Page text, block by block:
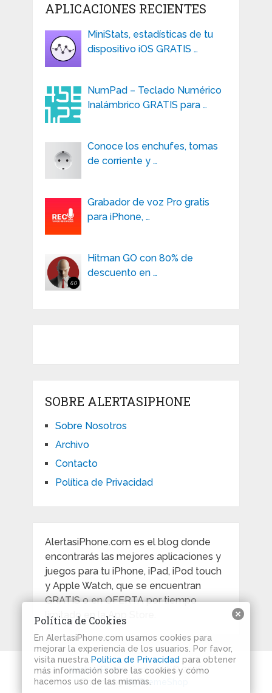
APLICACIONES RECIENTES
MiniStats, estadísticas de tu
dispositivo iOS GRATIS …
NumPad – Teclado Numérico
Inalámbrico GRATIS para …
Conoce los enchufes, tomas
de corriente y …
Grabador de voz Pro gratis
para iPhone, …
Hitman GO con 80% de
descuento en …
SOBRE ALERTASIPHONE
Sobre Nosotros
Archivo
Contacto
Política de Privacidad
AlertasiPhone.com es el blog donde
encontrarás las mejores aplicaciones y
juegos para tu iPhone, iPad, iPod touch
y Apple Watch, que se encuentran
GRATIS o en OFERTA por tiempo
limitado en la App Store.
Alertas iPhoneCopyright © 2026.
Theme byMyThemeShop
Política de Cookies
En AlertasiPhone.com usamos cookies para
mejorar la experiencia de los usuarios. Por favor,
visita nuestra Política de Privacidad para obtener
más información sobre las cookies y cómo
hacemos uso de las mismas.